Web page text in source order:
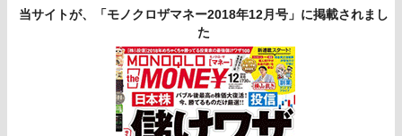
当サイトが、「モノクロザマネー2018年12月号」に掲載されまし
た